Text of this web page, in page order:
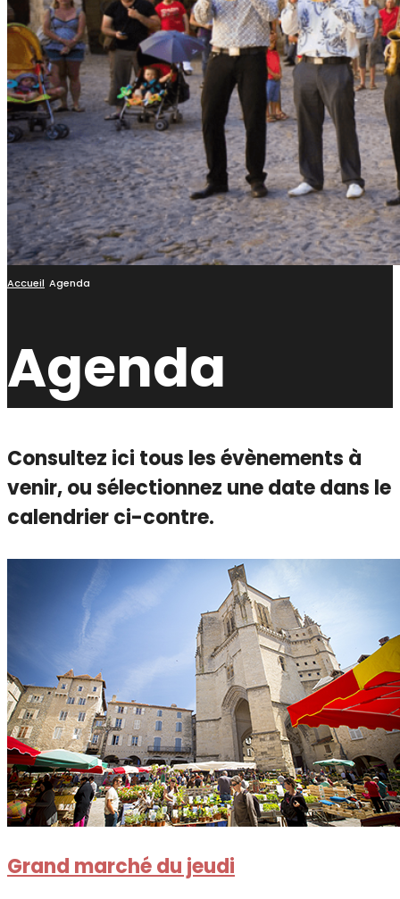
Accueil Agenda
Agenda
Consultez ici tous les évènements à
venir,ou sélectionnez une date dans le
calendrier ci-contre.
Grand marché du jeudi